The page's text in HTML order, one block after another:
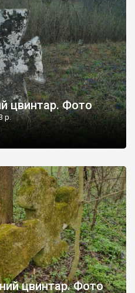
цвинтар. Фото
р.
цвинтар. Фото